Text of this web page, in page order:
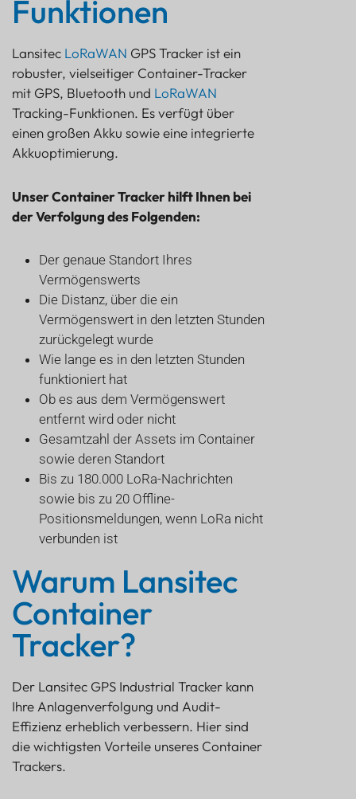
Funktionen
Lansitec LoRaWAN GPS Tracker ist ein
robuster, vielseitiger Container-Tracker
mit GPS, Bluetooth und LoRaWAN
Tracking-Funktionen. Es verfügt über
einen großen Akku sowie eine integrierte
Akkuoptimierung.
Unser Container Tracker hilft Ihnen bei
der Verfolgung des Folgenden:
Der genaue Standort Ihres
Vermögenswerts
Die Distanz, über die ein
Vermögenswert in den letzten Stunden
zurückgelegt wurde
Wie lange es in den letzten Stunden
funktioniert hat
Ob es aus dem Vermögenswert
entfernt wird oder nicht
Gesamtzahl der Assets im Container
sowie deren Standort
Bis zu 180.000 LoRa-Nachrichten
sowie bis zu 20 Offline-
Positionsmeldungen, wenn LoRa nicht
verbunden ist
Warum Lansitec
Container
Tracker?
Der Lansitec GPS Industrial Tracker kann
Ihre Anlagenverfolgung und Audit-
Effizienz erheblich verbessern. Hier sind
die wichtigsten Vorteile unseres Container
Trackers.